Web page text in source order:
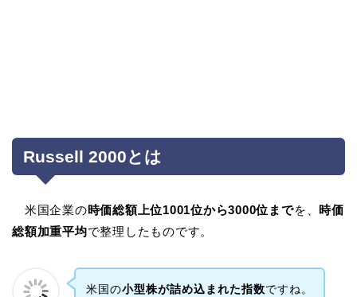
Russell 2000とは
米国企業の時価総額上位1001位から3000位までを、 時価
総額加重平均で整理したものです。
米国の小型株が詰め込まれた指数ですね。